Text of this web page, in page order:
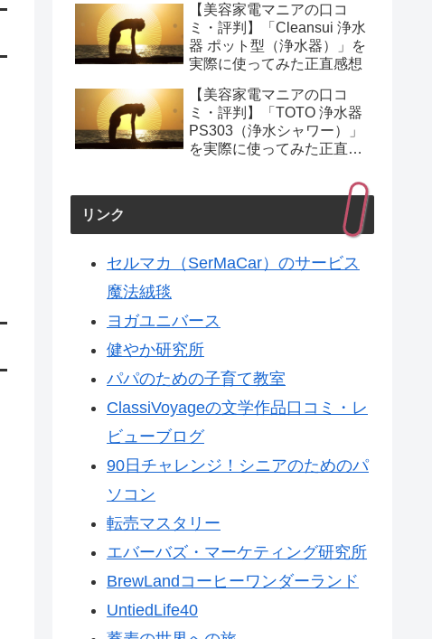
と、間に第三者を入れると
いう選び方
【美容家電マニアの口コ
ミ・評判】「Cleansui 浄水
器 ポット型（浄水器）」を
実際に使ってみた正直感想
【美容家電マニアの口コ
ミ・評判】「TOTO 浄水器
PS303（浄水シャワー）」
を実際に使ってみた正直感
リンク
セルマカ（SerMaCar）のサービス
魔法絨毯
ヨガユニバース
健やか研究所
パパのための子育て教室
ClassiVoyageの文学作品口コミ・レ
ビューブログ
90日チャレンジ！シニアのためのパ
ソコン
転売マスタリー
エバーバズ・マーケティング研究所
BrewLandコーヒーワンダーランド
UntiedLife40